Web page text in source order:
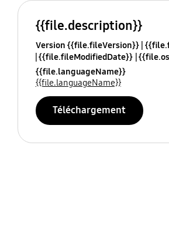
{{file.description}}
Version {{file.fileVersion}}
{{file.fileModifiedDate}}
{{file.languageName}}
{{file.languageName}}
Téléchargement